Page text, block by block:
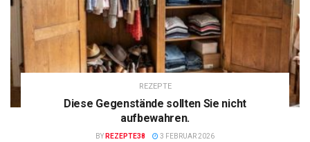
REZEPTE
Diese Gegenstände sollten Sie nicht
aufbewahren.
BY REZEPTE38 3 FEBRUAR 2026